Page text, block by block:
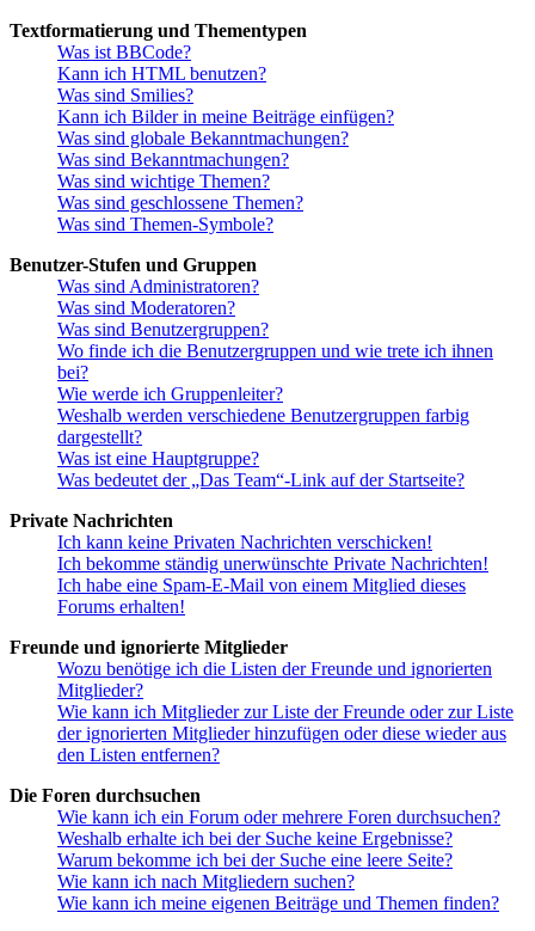
Textformatierung und Thementypen
Was ist BBCode?
Kann ich HTML benutzen?
Was sind Smilies?
Kann ich Bilder in meine Beiträge einfügen?
Was sind globale Bekanntmachungen?
Was sind Bekanntmachungen?
Was sind wichtige Themen?
Was sind geschlossene Themen?
Was sind Themen-Symbole?
Benutzer-Stufen und Gruppen
Was sind Administratoren?
Was sind Moderatoren?
Was sind Benutzergruppen?
Wo finde ich die Benutzergruppen und wie trete ich ihnen
bei?
Wie werde ich Gruppenleiter?
Weshalb werden verschiedene Benutzergruppen farbig
dargestellt?
Was ist eine Hauptgruppe?
Was bedeutet der „Das Team“-Link auf der Startseite?
Private Nachrichten
Ich kann keine Privaten Nachrichten verschicken!
Ich bekomme ständig unerwünschte Private Nachrichten!
Ich habe eine Spam-E-Mail von einem Mitglied dieses
Forums erhalten!
Freunde und ignorierte Mitglieder
Wozu benötige ich die Listen der Freunde und ignorierten
Mitglieder?
Wie kann ich Mitglieder zur Liste der Freunde oder zur Liste
der ignorierten Mitglieder hinzufügen oder diese wieder aus
den Listen entfernen?
Die Foren durchsuchen
Wie kann ich ein Forum oder mehrere Foren durchsuchen?
Weshalb erhalte ich bei der Suche keine Ergebnisse?
Warum bekomme ich bei der Suche eine leere Seite?
Wie kann ich nach Mitgliedern suchen?
Wie kann ich meine eigenen Beiträge und Themen finden?